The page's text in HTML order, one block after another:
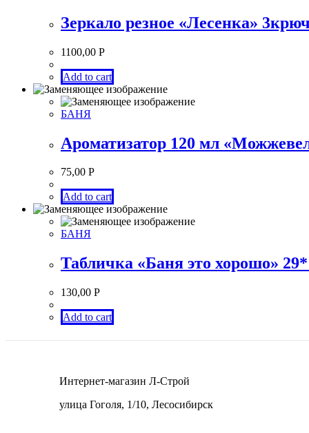
Зеркало резное «Лесенка»
1100,00 Р
Add to cart
БАНЯ
Ароматизатор 120 мл
75,00 Р
Add to cart
БАНЯ
Табличка «Баня это хорошо»
130,00 Р
Add to cart
Интернет-магазин Л-Строй
улица Гоголя, 1/10, Лесосибирск